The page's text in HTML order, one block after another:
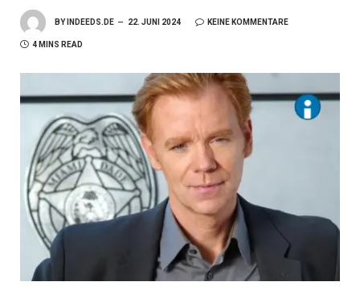
BY INDEEDS.DE 22. JUNI 2024 KEINE KOMMENTARE
4 MINS READ